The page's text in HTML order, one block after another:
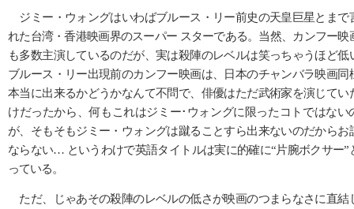
ジミー・ウォングはいわばブルース・リー前史の天皇巨星とまで
れた台湾・香港映画界のスーパー スターである。当然、カンフー映
も多数主演しているのだが、実は殺陣のレベルは笑っちゃうほど低
ブルース・リー出現前のカンフー映画は、日本のチャンバラ映画同
本当に出来るかどうかなんて不問で、俳優はただ武術家を演じてい
けだったから、何もこれはジミー･ウォングに限ったコトではない
が、そもそもジミー・ウォングは蹴ることすら出来ないのだからお
ならない… というわけで英語タイトルは実に的確に“片腕ボクサー”
っている。
ただ、じゃあその殺陣のレベルの低さが映画のつまらなさに直結